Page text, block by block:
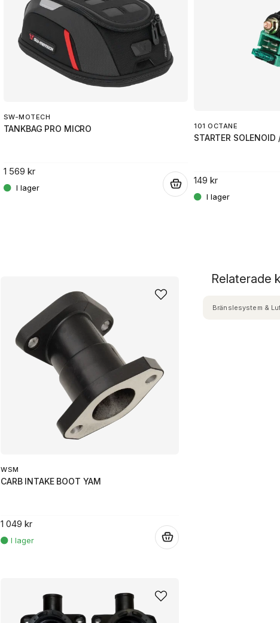
SW-MOTECH
TANKBAG PRO MICRO
1 569 kr
101 OCTANE
STARTER SOLENOID
149 kr
WSM
CARB INTAKE BOOT YAM
1 049 kr
Relaterade
Bränslesystem &